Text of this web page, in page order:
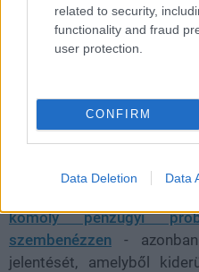
related to security,
functionality and fraud
user protection.
CONFIRM
Data Deletion Data
A tavalyi tranzakcióval
ez bizony azt jelenti,
pénzükbe került. Egészen
komoly pénzügyi
szembenézzen -
jelentését, amelyből